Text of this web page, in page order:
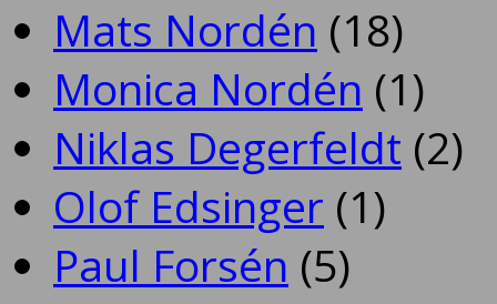
Mats Nordén (18)
Monica Nordén (1)
Niklas Degerfeldt (2)
Olof Edsinger (1)
Paul Forsén (5)